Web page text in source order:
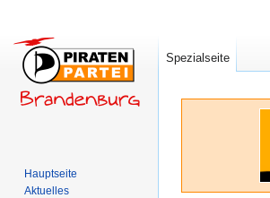
Spezialseite
Hauptseite
Aktuelles